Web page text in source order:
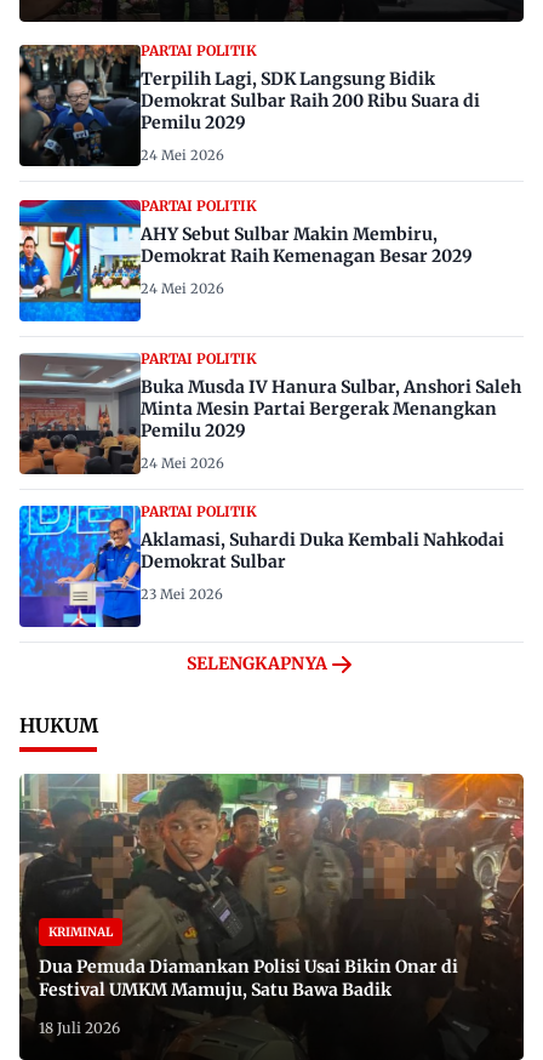
PARTAI POLITIK
Terpilih Lagi, SDK Langsung Bidik
Demokrat Sulbar Raih 200 Ribu Suara di
Pemilu 2029
24 Mei 2026
PARTAI POLITIK
AHY Sebut Sulbar Makin Membiru,
Demokrat Raih Kemenagan Besar 2029
24 Mei 2026
PARTAI POLITIK
Buka Musda IV Hanura Sulbar, Anshori Saleh
Minta Mesin Partai Bergerak Menangkan
Pemilu 2029
24 Mei 2026
PARTAI POLITIK
Aklamasi, Suhardi Duka Kembali Nahkodai
Demokrat Sulbar
23 Mei 2026
SELENGKAPNYA
HUKUM
KRIMINAL
Dua Pemuda Diamankan Polisi Usai Bikin Onar di
Festival UMKM Mamuju, Satu Bawa Badik
18 Juli 2026